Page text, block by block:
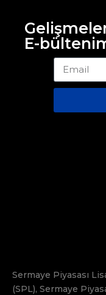
E-
Sermaye Piyasası
(SPL), Sermaye